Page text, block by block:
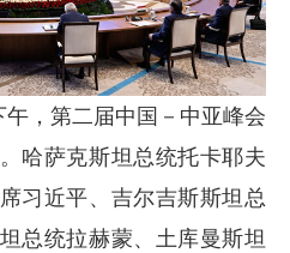
，第二届中国－中亚峰会
哈萨克斯坦总统托卡耶夫
习近平、吉尔吉斯斯坦总
总统拉赫蒙、土库曼斯坦